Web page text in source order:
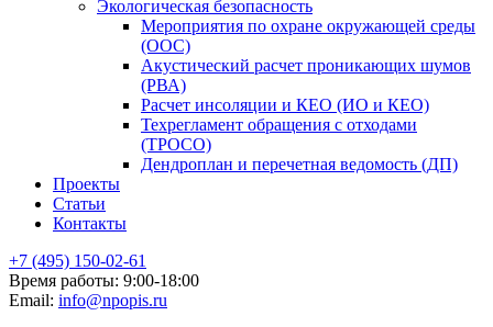
Экологическая безопасность
Мероприятия по охране окружающей среды
(ООС)
Акустический расчет проникающих шумов
(РВА)
Расчет инсоляции и КЕО (ИО и КЕО)
Техрегламент обращения с отходами
(ТРОСО)
Дендроплан и перечетная ведомость (ДП)
Проекты
Статьи
Контакты
+7 (495) 150‑02-61
Время работы: 9:00-18:00
Email: info@npopis.ru